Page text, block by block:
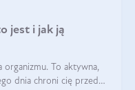
jest i jak ją
To aktywna,
dnia chroni cię przed